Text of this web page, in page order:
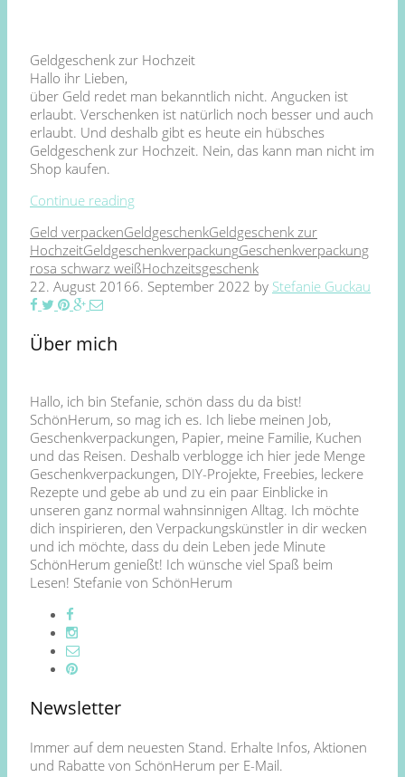
Geldgeschenk zur Hochzeit
Hallo ihr Lieben,
über Geld redet man bekanntlich nicht. Angucken ist
erlaubt. Verschenken ist natürlich noch besser und auch
erlaubt. Und deshalb gibt es heute ein hübsches
Geldgeschenk zur Hochzeit. Nein, das kann man nicht im
Shop kaufen.
Continue reading
Geld verpackenGeldgeschenkGeldgeschenk zur
HochzeitGeldgeschenkverpackungGeschenkverpackung
rosa schwarz weißHochzeitsgeschenk
22. August 20166. September 2022 by Stefanie Guckau
Über mich
Hallo, ich bin Stefanie, schön dass du da bist!
SchönHerum, so mag ich es. Ich liebe meinen Job,
Geschenkverpackungen, Papier, meine Familie, Kuchen
und das Reisen. Deshalb verblogge ich hier jede Menge
Geschenkverpackungen, DIY-Projekte, Freebies, leckere
Rezepte und gebe ab und zu ein paar Einblicke in
unseren ganz normal wahnsinnigen Alltag. Ich möchte
dich inspirieren, den Verpackungskünstler in dir wecken
und ich möchte, dass du dein Leben jede Minute
SchönHerum genießt! Ich wünsche viel Spaß beim
Lesen! Stefanie von SchönHerum
Newsletter
Immer auf dem neuesten Stand. Erhalte Infos, Aktionen
und Rabatte von SchönHerum per E-Mail.